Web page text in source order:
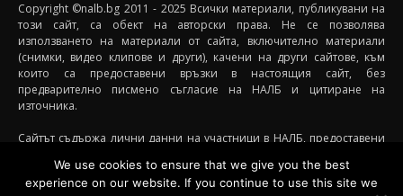
Copyright ©nalb.bg 2011 - 2025 Всички материали, публикувани на
този сайт, са обект на авторски права. Не се позволява
използването на материали от сайта, включително материали
(снимки, видео клипове и други), качени на други сайтове, към
които са предоставени връзки в настоящия сайт, без
предварително писмено съгласие на НАЛБ и цитиране на
източника.
Сайтът съдържа лични данни на участници в НАЛБ, предоставени
случай че става дума за непълнолетни участници) посредством
подписани декларации за участие, съгласявайки се данните им да
We use cookies to ensure that we give you the best
experience on our website. If you continue to use this site we